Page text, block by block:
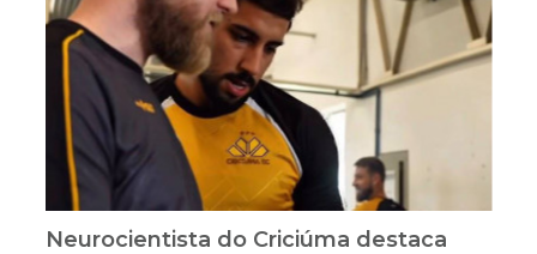
Neurocientista do Criciúma destaca